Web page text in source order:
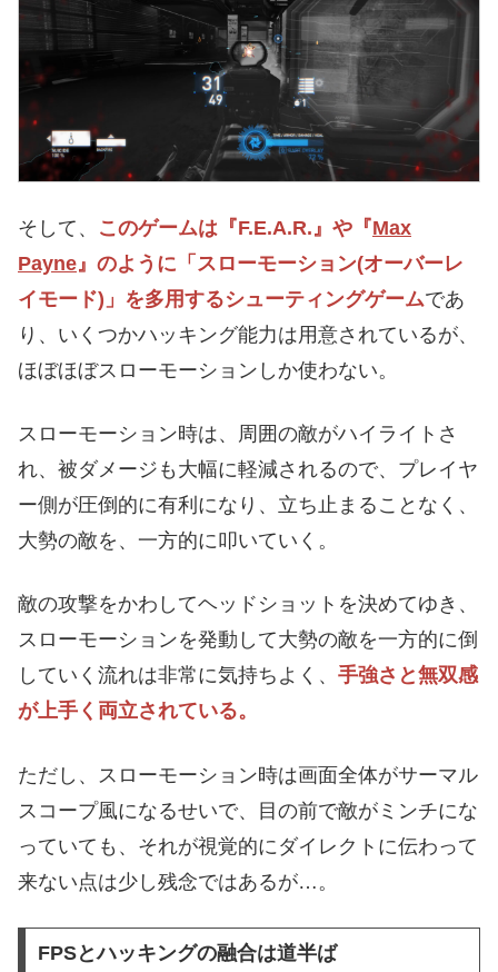
そして、 このゲームは『F.E.A.R.』や『Max
Payne』のように「スローモーション(オーバーレ
イモード)」を多用するシューティングゲームであ
り、いくつかハッキング能力は用意されているが、
ほぼほぼスローモーションしか使わない。
スローモーション時は、周囲の敵がハイライトさ
れ、被ダメージも大幅に軽減されるので、プレイヤ
ー側が圧倒的に有利になり、立ち止まることなく、
大勢の敵を、一方的に叩いていく。
敵の攻撃をかわしてヘッドショットを決めてゆき、
スローモーションを発動して大勢の敵を一方的に倒
していく流れは非常に気持ちよく、 手強さと無双感
が上手く両立されている。
ただし、スローモーション時は画面全体がサーマル
スコープ風になるせいで、目の前で敵がミンチにな
っていても、それが視覚的にダイレクトに伝わって
来ない点は少し残念ではあるが…。
FPSとハッキングの融合は道半ば